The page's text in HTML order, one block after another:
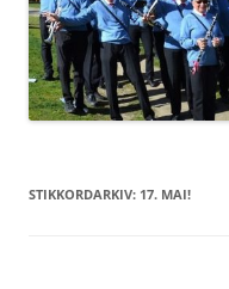
STIKKORDARKIV: 17. MAI!